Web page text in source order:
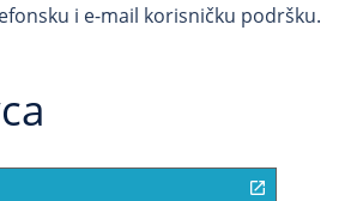
i e-mail korisničku podršku.